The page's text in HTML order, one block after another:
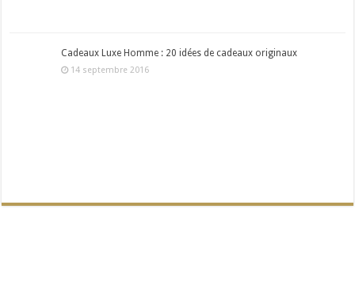
Cadeaux Luxe Homme : 20 idées de cadeaux originaux
14 septembre 2016